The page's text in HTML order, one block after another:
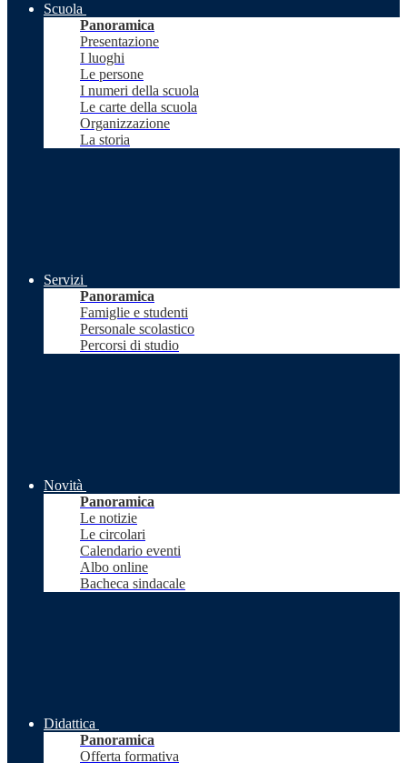
Scuola
Panoramica
Presentazione
I luoghi
Le persone
I numeri della scuola
Le carte della scuola
Organizzazione
La storia
Servizi
Panoramica
Famiglie e studenti
Personale scolastico
Percorsi di studio
Novità
Panoramica
Le notizie
Le circolari
Calendario eventi
Albo online
Bacheca sindacale
Didattica
Panoramica
Offerta formativa